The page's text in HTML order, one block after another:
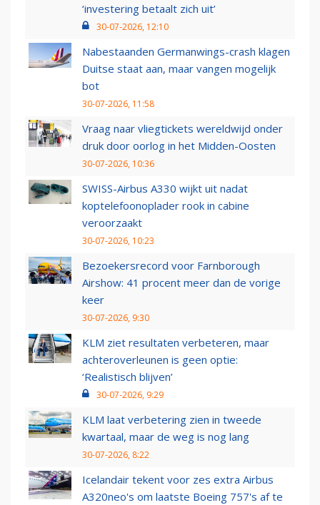
‘investering betaalt zich uit’
30-07-2026, 12:10
Nabestaanden Germanwings-crash klagen
Duitse staat aan, maar vangen mogelijk
bot
30-07-2026, 11:58
Vraag naar vliegtickets wereldwijd onder
druk door oorlog in het Midden-Oosten
30-07-2026, 10:36
SWISS-Airbus A330 wijkt uit nadat
koptelefoonoplader rook in cabine
veroorzaakt
30-07-2026, 10:23
Bezoekersrecord voor Farnborough
Airshow: 41 procent meer dan de vorige
keer
30-07-2026, 9:30
KLM ziet resultaten verbeteren, maar
achteroverleunen is geen optie:
‘Realistisch blijven’
30-07-2026, 9:29
KLM laat verbetering zien in tweede
kwartaal, maar de weg is nog lang
30-07-2026, 8:22
Icelandair tekent voor zes extra Airbus
A320neo's om laatste Boeing 757's af te